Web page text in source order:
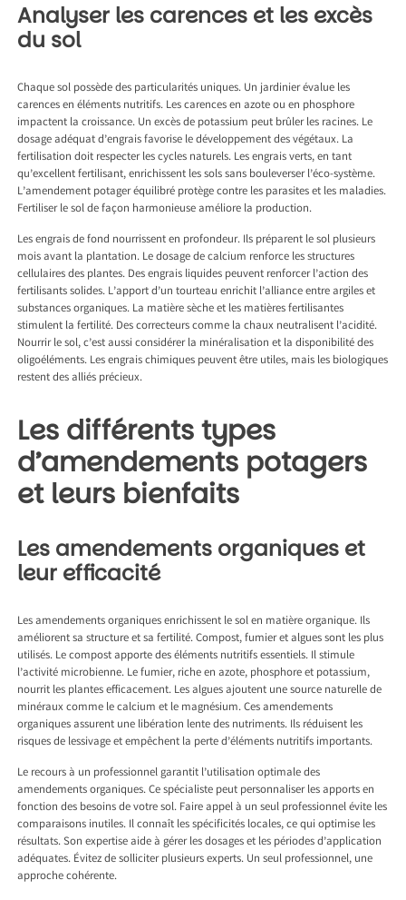
Analyser les carences et les excès
du sol
Chaque sol possède des particularités uniques. Un jardinier évalue les
carences en éléments nutritifs. Les carences en azote ou en phosphore
impactent la croissance. Un excès de potassium peut brûler les racines. Le
dosage adéquat d’engrais favorise le développement des végétaux. La
fertilisation doit respecter les cycles naturels. Les engrais verts, en tant
qu’excellent fertilisant, enrichissent les sols sans bouleverser l’éco-système.
L’amendement potager équilibré protège contre les parasites et les maladies.
Fertiliser le sol de façon harmonieuse améliore la production.
Les engrais de fond nourrissent en profondeur. Ils préparent le sol plusieurs
mois avant la plantation. Le dosage de calcium renforce les structures
cellulaires des plantes. Des engrais liquides peuvent renforcer l’action des
fertilisants solides. L’apport d’un tourteau enrichit l’alliance entre argiles et
substances organiques. La matière sèche et les matières fertilisantes
stimulent la fertilité. Des correcteurs comme la chaux neutralisent l’acidité.
Nourrir le sol, c’est aussi considérer la minéralisation et la disponibilité des
oligoéléments. Les engrais chimiques peuvent être utiles, mais les biologiques
restent des alliés précieux.
Les différents types
d’amendements potagers
et leurs bienfaits
Les amendements organiques et
leur efficacité
Les amendements organiques enrichissent le sol en matière organique. Ils
améliorent sa structure et sa fertilité. Compost, fumier et algues sont les plus
utilisés. Le compost apporte des éléments nutritifs essentiels. Il stimule
l’activité microbienne. Le fumier, riche en azote, phosphore et potassium,
nourrit les plantes efficacement. Les algues ajoutent une source naturelle de
minéraux comme le calcium et le magnésium. Ces amendements
organiques assurent une libération lente des nutriments. Ils réduisent les
risques de lessivage et empêchent la perte d’éléments nutritifs importants.
Le recours à un professionnel garantit l’utilisation optimale des
amendements organiques. Ce spécialiste peut personnaliser les apports en
fonction des besoins de votre sol. Faire appel à un seul professionnel évite les
comparaisons inutiles. Il connaît les spécificités locales, ce qui optimise les
résultats. Son expertise aide à gérer les dosages et les périodes d’application
adéquates. Évitez de solliciter plusieurs experts. Un seul professionnel, une
approche cohérente.